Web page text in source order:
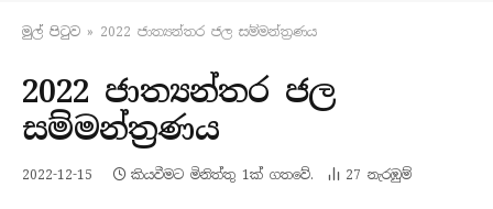
මුල් පිටු​ව » 2022 ජාත්‍යන්තර ජල සම්මන්ත්‍රණය
2022 ජාත්‍යන්තර ජල
සම්මන්ත්‍රණය
2022-12-15 කියවීමට මිනිත්තු 1ක් ගතවේ. 27 නැරඹු​ම්